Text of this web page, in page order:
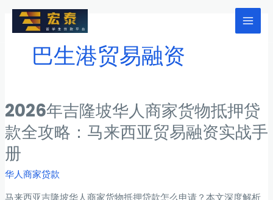
Main
巴生港贸易融资
2026年吉隆坡华人商家货物抵押贷
款全攻略：马来西亚贸易融资实战手
册
华人商家贷款
马来西亚吉隆坡华人商家货物抵押贷款怎么申请？本文深度解析